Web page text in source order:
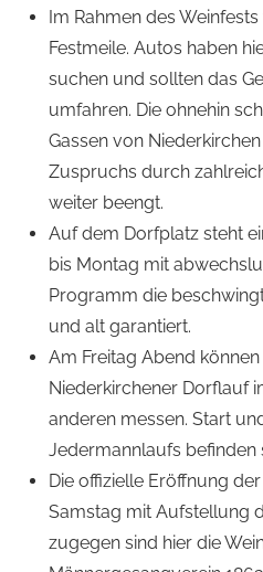
Im Rahmen des
Festmeile. Autos haben
suchen und sollten das
umfahren. Die ohnehin
Gassen von
Zuspruchs durch
weiter beengt.
Auf dem Dorfplatz steht
bis Montag mit
Programm die
und alt garantiert.
Am Freitag Abend
Niederkirchener Dorflauf
anderen messen. Start
Jedermannlaufs befinden
Die offizielle Eröffnung
Samstag mit Aufstellung
zugegen sind hier die